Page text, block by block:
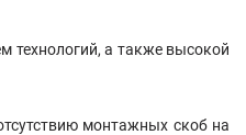
технологий, а также высокой
монтажных скоб на